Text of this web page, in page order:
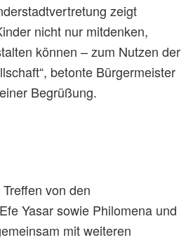
zeigt
nicht nur mitdenken,
können – zum Nutzen der
betonte Bürgermeister
Begrüßung.
von den
Yasar sowie Philomena und
mit weiteren